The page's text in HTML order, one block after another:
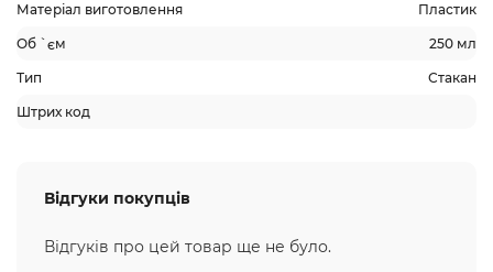
Матеріал виготовлення Пластик
Об `єм 250 мл
Тип Стакан
Штрих код
Відгуки покупців
Відгуків про цей товар ще не було.